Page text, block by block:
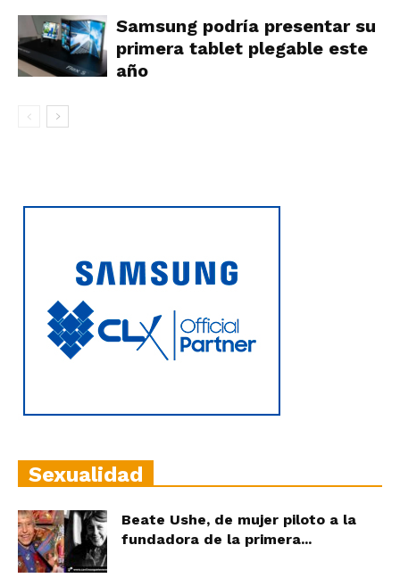
Samsung podría presentar su
primera tablet plegable este
año
Sexualidad
Beate Ushe, de mujer piloto a la
fundadora de la primera...